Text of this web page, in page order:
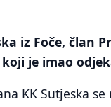
iz Foče, član
je imao
KK Sutjeska